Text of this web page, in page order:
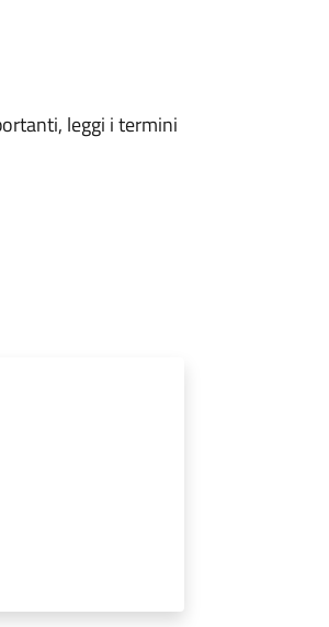
leggi i termini